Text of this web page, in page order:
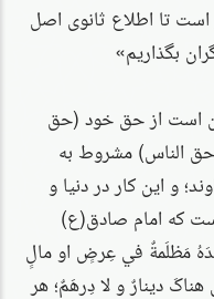
تا اطلاع ثانوی اصل
بگذاریم»
است از حق خود (حق
الناس) مشروط به
و این کار در دنیا و
که امام صادق(ع)
مَظلَمةٌ في عِرضٍ او مالٍ
دينارٌ و لا دِرهَمٌ؛ هر